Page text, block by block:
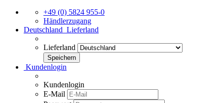
+49 (0) 5824 955-0
Händlerzugang
Deutschland Lieferland
Lieferland
Kundenlogin
Kundenlogin
E-Mail